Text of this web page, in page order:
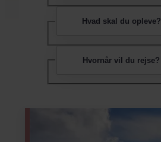
Hvad skal du opleve?
Hvornår vil du rejse?